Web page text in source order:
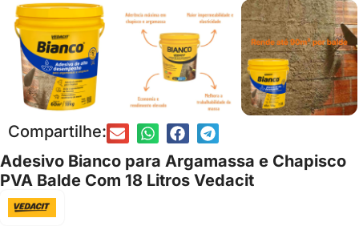
Compartilhe:
Adesivo Bianco para Argamassa e Chapisco
PVA Balde Com 18 Litros Vedacit